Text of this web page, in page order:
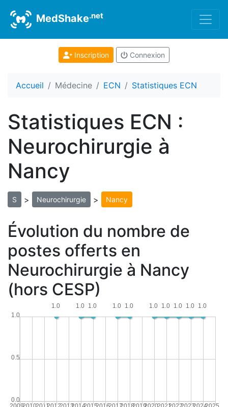
MedShake.net
Inscription Connexion
Accueil Médecine ECN Statistiques ECN
Statistiques ECN :
Neurochirurgie à
Nancy
S > Neurochirurgie > Nancy
Évolution du nombre de
postes offerts en
Neurochirurgie à Nancy
(hors CESP)
0.0
0.5
1.0
1.0
1.0
1.0
1.0
1.0
1.0
1.0
1.0
1.0
1.0